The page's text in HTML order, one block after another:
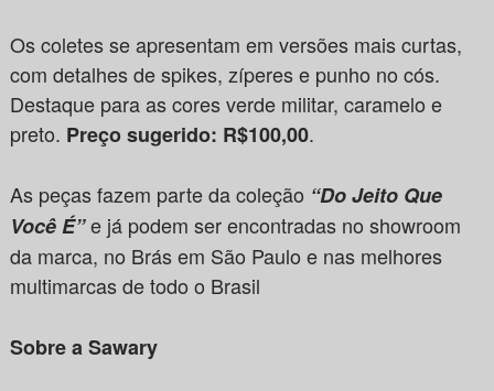
Os coletes se apresentam em versões mais curtas,
com detalhes de spikes, zíperes e punho no cós.
Destaque para as cores verde militar, caramelo e
preto. Preço sugerido: R$100,00.
As peças fazem parte da coleção “Do Jeito Que
Você É”e já podem ser encontradas no showroom
da marca, no Brás em São Paulo e nas melhores
multimarcas de todo o Brasil
Sobre a Sawary